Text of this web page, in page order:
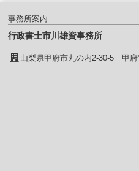
事務所案内
行政書士市川雄資事務所
山梨県甲府市丸の内2-30-5 甲